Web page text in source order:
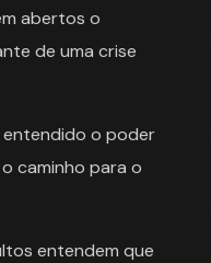
abertos o
de uma crise
entendido o poder
caminho para o
entendem que